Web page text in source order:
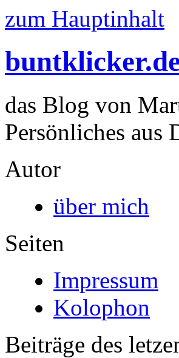
zum Hauptinhalt
das Blog von
Persönliches aus
Autor
über mich
Seiten
Impressum
Kolophon
Beiträge des